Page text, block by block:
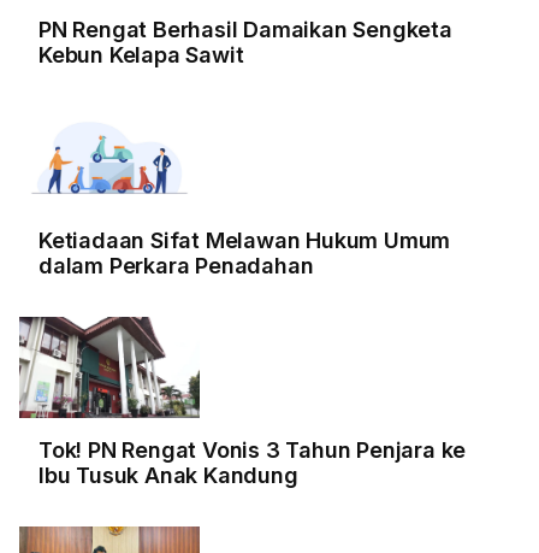
PN Rengat Berhasil Damaikan Sengketa
Kebun Kelapa Sawit
Ketiadaan Sifat Melawan Hukum Umum
dalam Perkara Penadahan
Tok! PN Rengat Vonis 3 Tahun Penjara ke
Ibu Tusuk Anak Kandung